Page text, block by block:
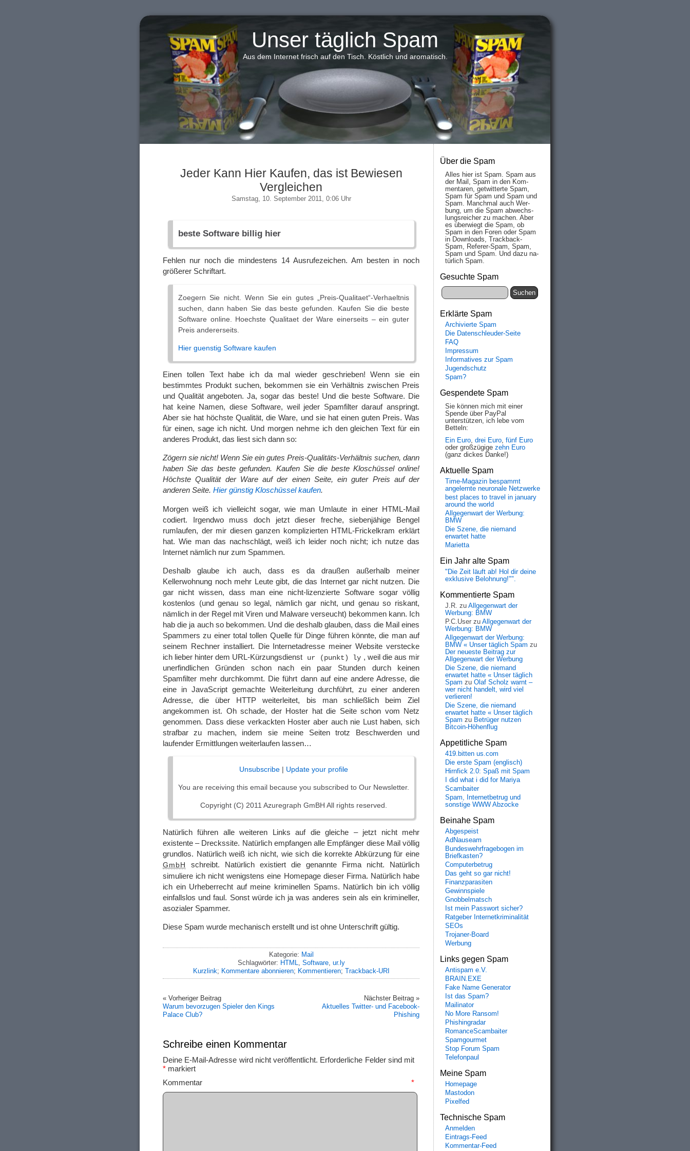
Unser täglich Spam
Aus dem Internet frisch auf den Tisch. Köstlich und aromatisch.
Jeder Kann Hier Kaufen, das ist Bewiesen
Vergleichen
Samstag, 10. September 2011, 0:06 Uhr
beste Software billig hier
Fehlen nur noch die mindestens 14 Ausrufezeichen. Am besten in noch
größerer Schriftart.
Zoegern Sie nicht. Wenn Sie ein gutes „Preis-Qualitaet“-Verhaeltnis
suchen, dann haben Sie das beste gefunden. Kaufen Sie die beste
Software online. Hoechste Qualitaet der Ware einerseits – ein guter
Preis andererseits.
Hier guenstig Software kaufen
Einen tollen Text habe ich da mal wieder geschrieben! Wenn sie ein
bestimmtes Produkt suchen, bekommen sie ein Verhältnis zwischen Preis
und Qualität angeboten. Ja, sogar das beste! Und die beste Software. Die
hat keine Namen, diese Software, weil jeder Spamfilter darauf anspringt.
Aber sie hat höchste Qualität, die Ware, und sie hat einen guten Preis. Was
für einen, sage ich nicht. Und morgen nehme ich den gleichen Text für ein
anderes Produkt, das liest sich dann so:
Zögern sie nicht! Wenn Sie ein gutes Preis-Qualitäts-Verhältnis suchen, dann
haben Sie das beste gefunden. Kaufen Sie die beste Kloschüssel online!
Höchste Qualität der Ware auf der einen Seite, ein guter Preis auf der
anderen Seite. Hier günstig Kloschüssel kaufen.
Morgen weiß ich vielleicht sogar, wie man Umlaute in einer HTML-Mail
codiert. Irgendwo muss doch jetzt dieser freche, siebenjähige Bengel
rumlaufen, der mir diesen ganzen komplizierten HTML-Frickelkram erklärt
hat. Wie man das nachschlägt, weiß ich leider noch nicht; ich nutze das
Internet nämlich nur zum Spammen.
Deshalb glaube ich auch, dass es da draußen außerhalb meiner
Kellerwohnung noch mehr Leute gibt, die das Internet gar nicht nutzen. Die
gar nicht wissen, dass man eine nicht-lizenzierte Software sogar völlig
kostenlos (und genau so legal, nämlich gar nicht, und genau so riskant,
nämlich in der Regel mit Viren und Malware verseucht) bekommen kann. Ich
hab die ja auch so bekommen. Und die deshalb glauben, dass die Mail eines
Spammers zu einer total tollen Quelle für Dinge führen könnte, die man auf
seinem Rechner installiert. Die Internetadresse meiner Website verstecke
ich lieber hinter dem URL-Kürzungsdienst
ur (punkt) ly , weil die aus mir
unerfindlichen Gründen schon nach ein paar Stunden durch keinen
Spamfilter mehr durchkommt. Die führt dann auf eine andere Adresse, die
eine in JavaScript gemachte Weiterleitung durchführt, zu einer anderen
Adresse, die über HTTP weiterleitet, bis man schließlich beim Ziel
angekommen ist. Oh schade, der Hoster hat die Seite schon vom Netz
genommen. Dass diese verkackten Hoster aber auch nie Lust haben, sich
strafbar zu machen, indem sie meine Seiten trotz Beschwerden und
laufender Ermittlungen weiterlaufen lassen…
Unsubscribe | Update your profile
You are receiving this email because you subscribed to Our Newsletter.
Copyright (C) 2011 Azuregraph GmBH All rights reserved.
Natürlich führen alle weiteren Links auf die gleiche – jetzt nicht mehr
existente – Dreckssite. Natürlich empfangen alle Empfänger diese Mail völlig
grundlos. Natürlich weiß ich nicht, wie sich die korrekte Abkürzung für eine
GmbH
schreibt. Natürlich existiert die genannte Firma nicht. Natürlich
simuliere ich nicht wenigstens eine Homepage dieser Firma. Natürlich habe
ich ein Urheberrecht auf meine kriminellen Spams. Natürlich bin ich völlig
einfallslos und faul. Sonst würde ich ja was anderes sein als ein krimineller,
asozialer Spammer.
Diese Spam wurde mechanisch erstellt und ist ohne Unterschrift gültig.
Kategorie: Mail
Schlagwörter: HTML Software, ur.ly
Kurzlink; Kommentare abonnieren; Kommentieren; Trackback-URI
« Vorheriger Beitrag
Warum bevorzugen Spieler den Kings
Palace Club?
Nächster Beitrag »
Aktuelles Twitter- und Facebook-
Phishing
Schreibe einen Kommentar
Deine E-Mail-Adresse wird nicht veröffentlicht. Erforderliche Felder sind mit
* markiert
Kommentar *
Über die Spam
Alles hier ist Spam. Spam aus
der Mail, Spam in den Kom­
men­taren, ge­twit­ter­te Spam,
Spam für Spam und Spam und
Spam. Manch­mal auch Wer­
bung, um die Spam ab­wechs­
lungs­reich­er zu mach­en. Aber
es über­wiegt die Spam, ob
Spam in den Fo­ren oder Spam
in Down­loads, Track­back-
Spam, Re­fe­rer-Spam, Spam,
Spam und Spam. Und da­zu na­
tür­lich Spam.
Gesuchte Spam
Erklärte Spam
Archivierte Spam
Die Datenschleuder-Seite
FAQ
Impressum
Informatives zur Spam
Jugendschutz
Spam?
Gespendete Spam
Sie können mich mit einer
Spende über PayPal
unterstützen, ich lebe vom
Betteln:
Ein Euro, drei Euro, fünf Euro
oder großzügige zehn Euro
(ganz dickes Danke!)
Aktuelle Spam
Time-Magazin bespammt
angelernte neuronale Netzwerke
best places to travel in january
around the world
Allgegenwart der Werbung:
BMW
Die Szene, die niemand
erwartet hatte
Marietta
Ein Jahr alte Spam
"Die Zeit läuft ab! Hol dir deine
exklusive Belohnung!"".
Kommentierte Spam
J.R. zu Allgegenwart der
Werbung: BMW
P.C.User zu Allgegenwart der
Werbung: BMW
Allgegenwart der Werbung:
BMW « Unser täglich Spam zu
Der neueste Beitrag zur
Allgegenwart der Werbung
Die Szene, die niemand
erwartet hatte « Unser täglich
Spam zu Olaf Scholz warnt –
wer nicht handelt, wird viel
verlieren!
Die Szene, die niemand
erwartet hatte « Unser täglich
Spam zu Betrüger nutzen
Bitcoin-Höhenflug
Appetitliche Spam
419.bitten us.com
Die erste Spam (englisch)
Hirnfick 2.0: Spaß mit Spam
I did what i did for Mariya
Scambaiter
Spam, Internetbetrug und
sonstige WWW Abzocke
Beinahe Spam
Abgespeist
AdNauseam
Bundeswehrfragebogen im
Briefkasten?
Computerbetrug
Das geht so gar nicht!
Finanzparasiten
Gewinnspiele
Gnobbelmatsch
Ist mein Passwort sicher?
Ratgeber Internetkriminalität
SEOs
Trojaner-Board
Werbung
Links gegen Spam
Antispam e.V.
BRAIN.EXE
Fake Name Generator
Ist das Spam?
Mailinator
No More Ransom!
Phishingradar
RomanceScambaiter
Spamgourmet
Stop Forum Spam
Telefonpaul
Meine Spam
Homepage
Mastodon
Pixelfed
Technische Spam
Anmelden
Eintrags-Feed
Kommentar-Feed